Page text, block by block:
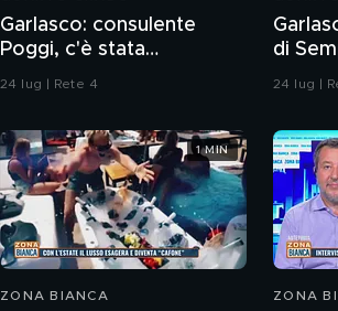
Garlasco: consulente
Poggi, c'è stata
contaminazione sulle
24 lug | Rete 4
di
24 lug |
ZONA BIANCA
1 MIN
ZONA